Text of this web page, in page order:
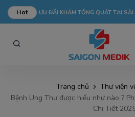
Hot ƯU ĐÃI KHÁM TỔNG QUÁT TẠI SÀI
Trang chủ
Thư viện
Bệnh Ung Thư được hiểu như nào ?
Chi Tiết